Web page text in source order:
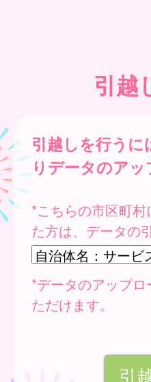
引越
引越しを行う
りデータのア
*こちらの市区町
た方は、データの
*データのアップ
ただけます。